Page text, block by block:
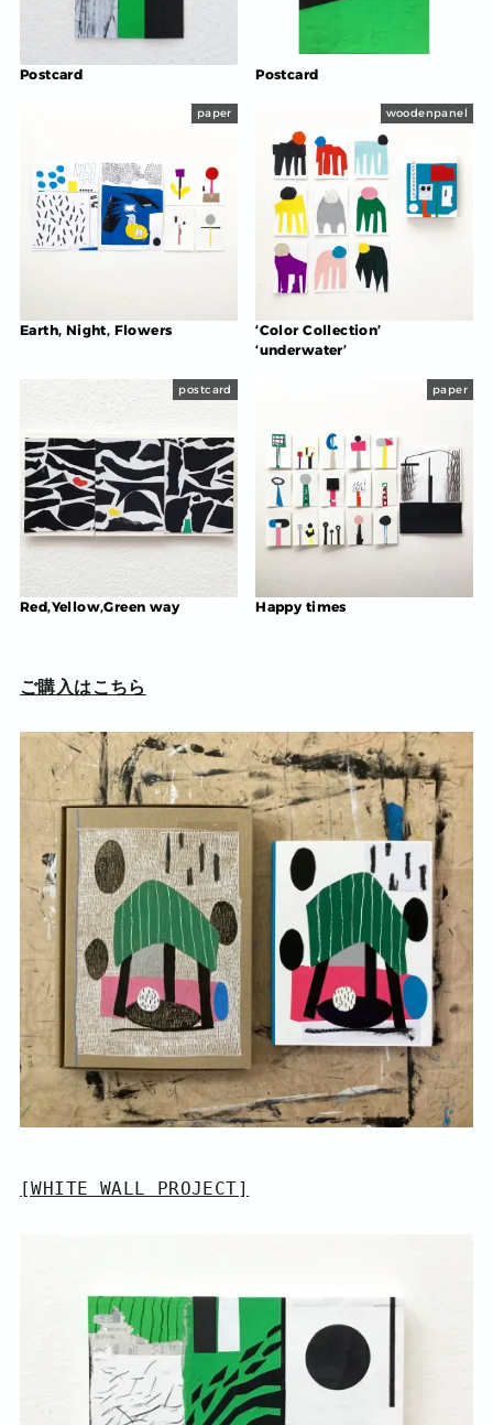
Postcard Postcard
paper
Earth, Night, Flowers
woodenpanel
‘Color Collection’
‘underwater’
postcard
Red,Yellow,Green way
paper
Happy times
ご購入はこちら
[WHITE WALL PROJECT]